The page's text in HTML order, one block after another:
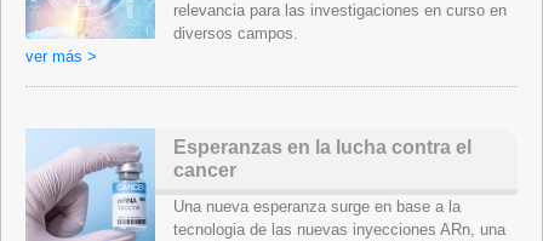
relevancia para las investigaciones en curso en
diversos campos.
ver más >
Esperanzas en la lucha contra el
cancer
Una nueva esperanza surge en base a la
tecnologia de las nuevas inyecciones ARn, una